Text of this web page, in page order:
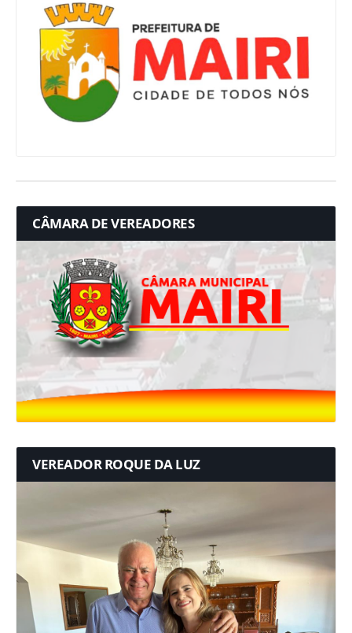
CÂMARA DE VEREADORES
VEREADOR ROQUE DA LUZ